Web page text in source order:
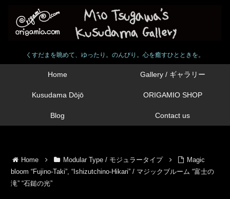
くすだまを眺めて、ゆったり。のんびり。心を癒すひとときを。
Home Gallery / ギャラリー
Kusudama Dōjō ORIGAMIO SHOP
Blog Contact us
Home Modular Type / モジュラータイプ
Magic
bloom “Fujino-Taki”, “Ishizutchino-Hikari” / マジックブルーム “富士の
滝” “石鎚の光”